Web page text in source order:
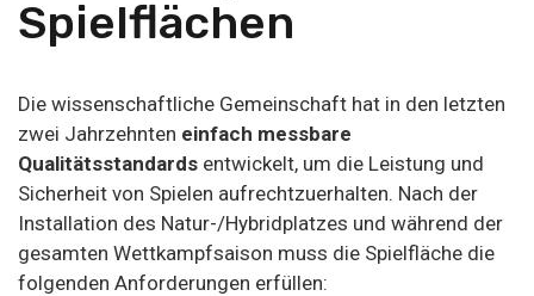
Spielflächen
Die wissenschaftliche Gemeinschaft hat in den letzten
zwei Jahrzehnten einfach messbare
Qualitätsstandards entwickelt, um die Leistung und
Sicherheit von Spielen aufrechtzuerhalten. Nach der
Installation des Natur-/Hybridplatzes und während der
gesamten Wettkampfsaison muss die Spielfläche die
folgenden Anforderungen erfüllen: